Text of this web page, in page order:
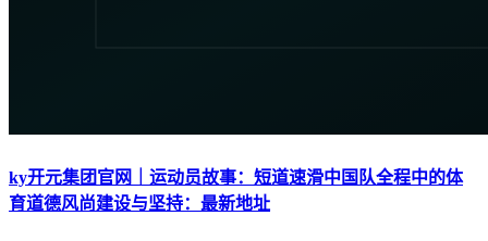
ky开元集团官网｜运动员故事：短道速滑中国队全程中的体
育道德风尚建设与坚持：最新地址